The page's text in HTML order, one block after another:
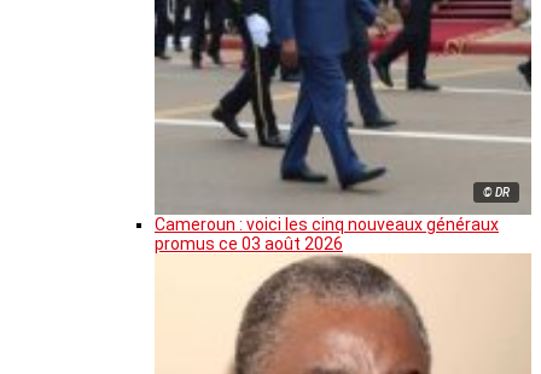
© DR
Cameroun : voici les cinq nouveaux généraux
promus ce 03 août 2026